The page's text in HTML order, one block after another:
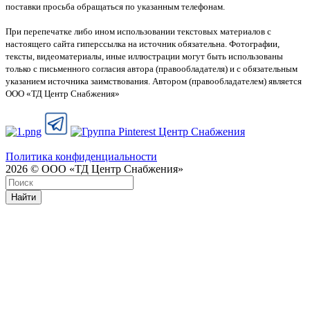
поставки просьба обращаться по указанным телефонам.
При перепечатке либо ином использовании текстовых материалов с
настоящего сайта гиперссылка на источник обязательна. Фотографии,
тексты, видеоматериалы, иные иллюстрации могут быть использованы
только с письменного согласия автора (правообладателя) и с обязательным
указанием источника заимствования. Автором (правообладателем) является
ООО «ТД Центр Снабжения»
Политика конфиденциальности
2026 © ООО «ТД Центр Снабжения»
Найти